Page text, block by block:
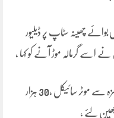
چھینہ سٹاپ پر ڈیلیور
اسے گرمالہ موڑ آنے کو کہا ،
گرمالہ موڑ پہنچنے پر ڈاکو کسٹمرز نے گن پوائنٹ پر حمزہ سے موٹر سائیکل ،30 ہزار